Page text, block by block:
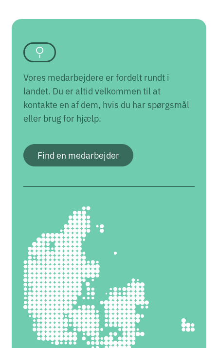
Vores medarbejdere er fordelt rundt i
landet. Du er altid velkommen til at
kontakte en af dem, hvis du har spørgsmål
eller brug for hjælp.
Find en medarbejder